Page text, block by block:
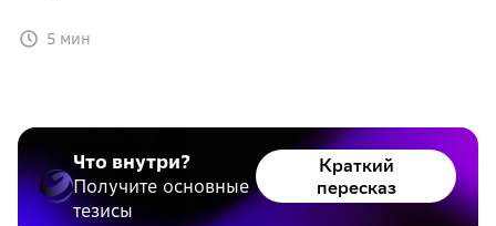
5 мин
Что внутри?
Получите основные
тезисы
Краткий
пересказ